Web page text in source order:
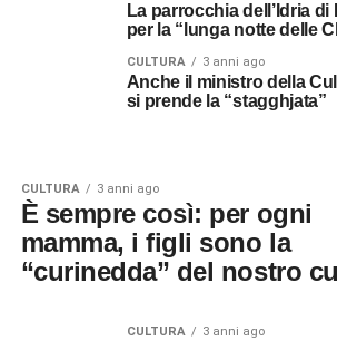
La parrocchia dell’Idria
per la “lunga notte delle
CULTURA 3 anni ago
Anche il ministro della
si prende la “stagghjata”
CULTURA 3 anni ago
È sempre così: per ogni
mamma, i figli sono la
“curinedda” del nostro
CULTURA 3 anni ago